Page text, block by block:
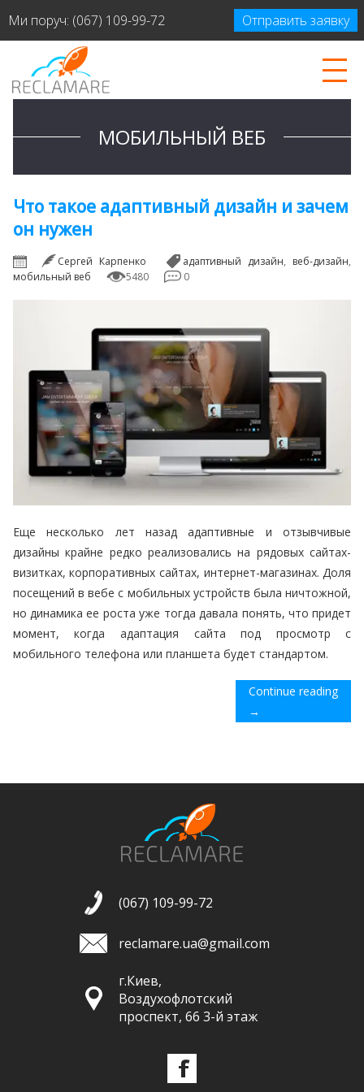
Ми поруч: (067) 109-99-72 Отправить заявку
МОБИЛЬНЫЙ ВЕБ
Что такое адаптивный дизайн и зачем
он нужен
Сергей Карпенко адаптивный дизайн, веб-дизайн,
мобильный веб
5480 0
Еще несколько лет назад адаптивные и отзывчивые
дизайны крайне редко реализовались на рядовых сайтах-
визитках, корпоративных сайтах, интернет-магазинах. Доля
посещений в вебе с мобильных устройств была ничтожной,
но динамика ее роста уже тогда давала понять, что придет
момент, когда адаптация сайта под просмотр с
мобильного телефона или планшета будет стандартом.
Continue reading
→
(067) 109-99-72
reclamare.ua@gmail.com
г.Киев,
Воздухофлотский
проспект, 66 3-й этаж